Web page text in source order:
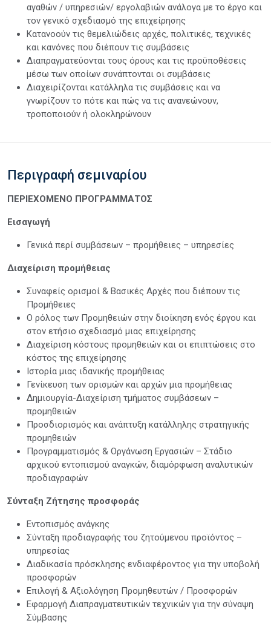
αγαθών / υπηρεσιών/ εργολαβιών ανάλογα με το έργο και
τον γενικό σχεδιασμό της επιχείρησης
Κατανοούν τις θεμελιώδεις αρχές, πολιτικές, τεχνικές
και κανόνες που διέπουν τις συμβάσεις
Διαπραγματεύονται τους όρους και τις προϋποθέσεις
μέσω των οποίων συνάπτονται οι συμβάσεις
Διαχειρίζονται κατάλληλα τις συμβάσεις και να
γνωρίζουν το πότε και πώς να τις ανανεώνουν,
τροποποιούν ή ολοκληρώνουν
Περιγραφή σεμιναρίου
ΠΕΡΙΕΧΟΜΕΝΟ ΠΡΟΓΡΑΜΜΑΤΟΣ
Εισαγωγή
Γενικά περί συμβάσεων – προμήθειες – υπηρεσίες
Διαχείριση προμήθειας
Συναφείς ορισμοί & Βασικές Αρχές που διέπουν τις
Προμήθειες
Ο ρόλος των Προμηθειών στην διοίκηση ενός έργου και
στον ετήσιο σχεδιασμό μιας επιχείρησης
Διαχείριση κόστους προμηθειών και οι επιπτώσεις στο
κόστος της επιχείρησης
Ιστορία μιας ιδανικής προμήθειας
Γενίκευση των ορισμών και αρχών μια προμήθειας
Δημιουργία-Διαχείριση τμήματος συμβάσεων –
προμηθειών
Προσδιορισμός και ανάπτυξη κατάλληλης στρατηγικής
προμηθειών
Προγραμματισμός & Οργάνωση Εργασιών – Στάδιο
αρχικού εντοπισμού αναγκών, διαμόρφωση αναλυτικών
προδιαγραφών
Σύνταξη Ζήτησης προσφοράς
Εντοπισμός ανάγκης
Σύνταξη προδιαγραφής του ζητούμενου προϊόντος –
υπηρεσίας
Διαδικασία πρόσκλησης ενδιαφέροντος για την υποβολή
προσφορών
Επιλογή & Αξιολόγηση Προμηθευτών / Προσφορών
Εφαρμογή Διαπραγματευτικών τεχνικών για την σύναψη
Σύμβασης